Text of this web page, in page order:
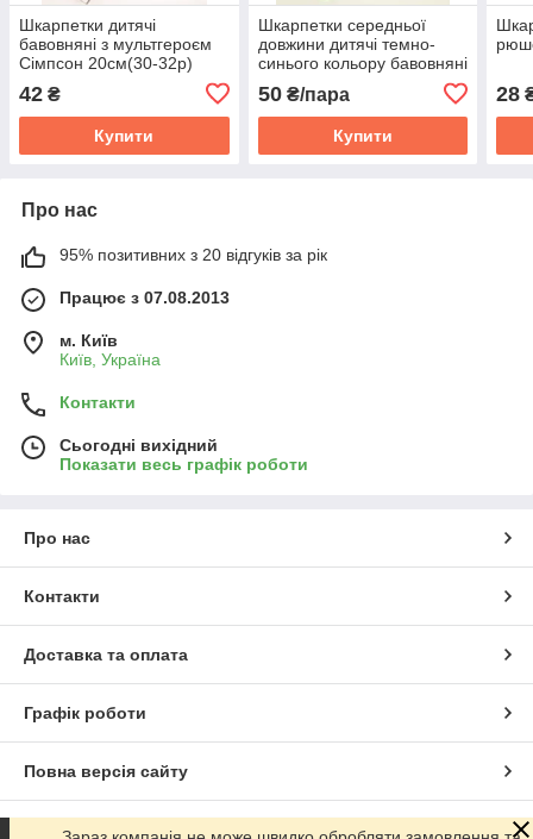
Шкарпетки дитячі
бавовняні з мультгероєм
Сімпсон 20см(30-32р)
42 ₴
Купити
Шкарпетки середньої
довжини дитячі темно-
синього кольору бавовняні
50₴/пара
Купити
28
Про нас
95% позитивних з 20 відгуків за рік
Працює з 07.08.2013
м. Київ
Київ, Україна
Контакти
Сьогодні вихідний
Показати весь графік роботи
Про нас
Контакти
Доставка та оплата
Графік роботи
Повна версія сайту
Сайт створено на маркетплейсі Prom.ua